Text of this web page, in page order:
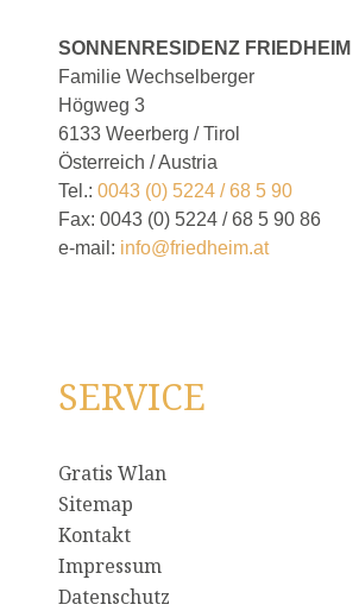
SONNENRESIDENZ FRIEDHEIM
Familie Wechselberger
Högweg 3
6133 Weerberg / Tirol
Österreich / Austria
Tel.: 0043 (0) 5224 / 68 5 90
Fax: 0043 (0) 5224 / 68 5 90 86
e-mail: info@friedheim.at
SERVICE
Gratis Wlan
Sitemap
Kontakt
Impressum
Datenschutz